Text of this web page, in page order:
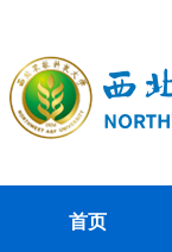
首页